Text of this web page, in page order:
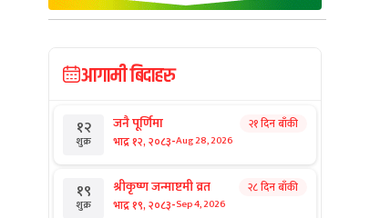
आगामी बिदाहरु
१२
शुक्र
जनै पूर्णिमा
भाद्र १२, २०८३-Aug 28, 2026
२१ दिन बाँकी
१९
शुक्र
श्रीकृष्ण जन्माष्टमी व्रत
भाद्र १९, २०८३-Sep 4, 2026
२८ दिन बाँकी